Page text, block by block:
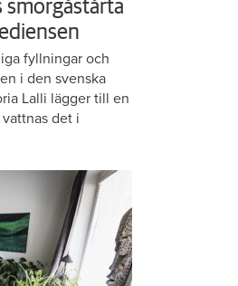
smörgåstårta
fyllningar och
i den svenska
Lalli lägger till en
det i